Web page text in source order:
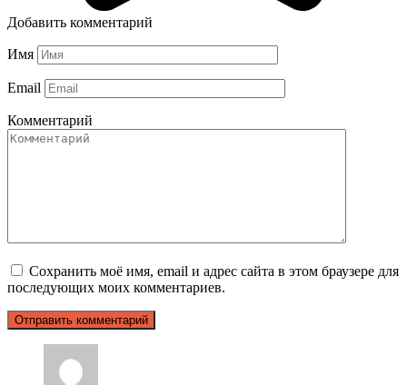
Добавить комментарий
Имя
Email
Комментарий
Сохранить моё имя, email и адрес сайта в этом браузере для
последующих моих комментариев.